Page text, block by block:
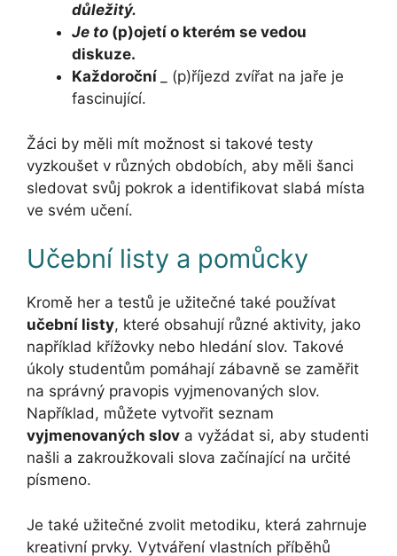
důležitý.
Je to (p)ojetí o kterém se vedou
diskuze.
Každoroční
_ (p)říjezd zvířat na jaře je
fascinující.
Žáci by měli mít možnost si takové testy
vyzkoušet v různých obdobích, aby měli šanci
sledovat svůj pokrok a identifikovat slabá místa
ve svém učení.
Učební listy a pomůcky
Kromě her a testů je užitečné také používat
učební listy, které obsahují různé aktivity, jako
například křížovky nebo hledání slov. Takové
úkoly studentům pomáhají zábavně se zaměřit
na správný pravopis vyjmenovaných slov.
Například, můžete vytvořit seznam
vyjmenovaných slov a vyžádat si, aby studenti
našli a zakroužkovali slova začínající na určité
písmeno.
Je také užitečné zvolit metodiku, která zahrnuje
kreativní prvky. Vytváření vlastních příběhů